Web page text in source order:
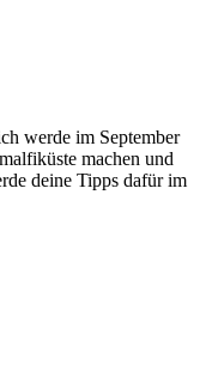
werde im September
machen und
deine Tipps dafür im